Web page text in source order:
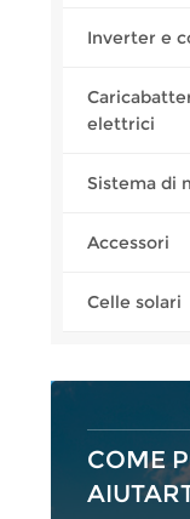
Inverter e
elettrici
Sistema di
Accessori
Celle solari
COME